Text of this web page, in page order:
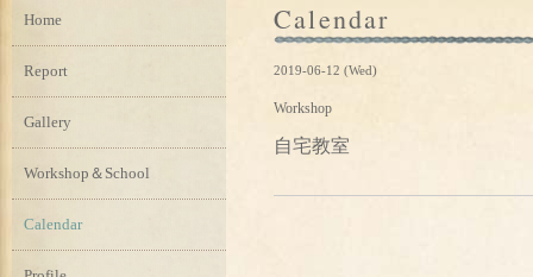
Calendar
2019-06-12 (Wed)
Workshop
自宅教室
Home
Report
Gallery
Workshop＆School
Calendar